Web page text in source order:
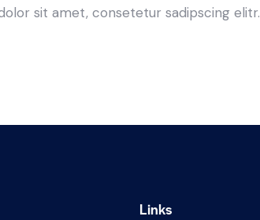
sit amet, consetetur sadipscing elitr.
Links